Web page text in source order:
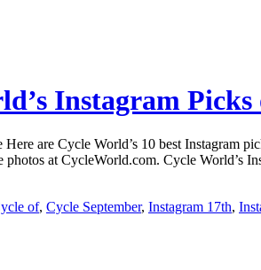
Instagram
are Cycle World’s 10 best Instagram
photos at CycleWorld.com. Cycle World’s
of, Cycle September, Instagram 17th,